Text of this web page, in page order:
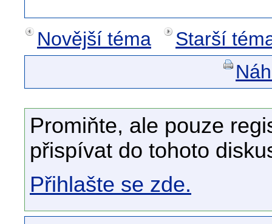
Novější téma
Starší
Promiňte, ale pouze
přispívat do tohoto
Přihlašte se zde.